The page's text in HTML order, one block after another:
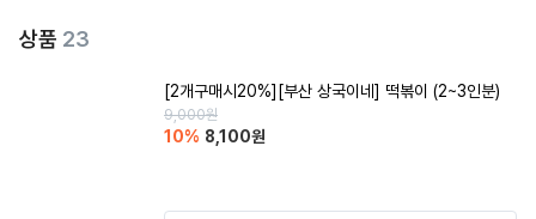
상품 23
[2개구매시20%][부산 상국이네] 떡볶이 (2~3인분)
9,000원
10% 8,100원